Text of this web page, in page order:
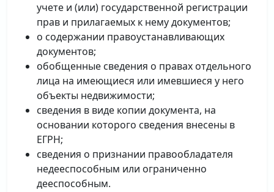
учете и (или) государственной регистрации
прав и прилагаемых к нему документов;
о содержании правоустанавливающих
документов;
обобщенные сведения о правах отдельного
лица на имеющиеся или имевшиеся у него
объекты недвижимости;
сведения в виде копии документа, на
основании которого сведения внесены в
ЕГРН;
сведения о признании правообладателя
недееспособным или ограниченно
дееспособным.